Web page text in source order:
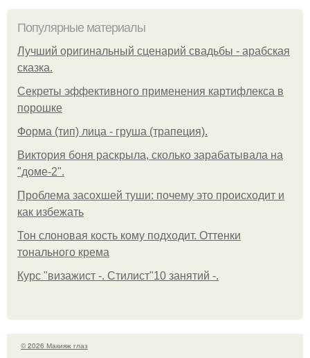
Популярные материалы
Лучший оригинальный сценарий свадьбы - арабская
сказка.
Секреты эффективного применения картифлекса в
порошке
Форма (тип) лица - груша (трапеция).
Виктория боня раскрыла, сколько зарабатывала на
"доме-2".
Проблема засохшей туши: почему это происходит и
как избежать
Тон слоновая кость кому подходит. Оттенки
тонального крема
Курс "визажист -. Стилист"10 занятий -.
© 2026 Макияж глаз